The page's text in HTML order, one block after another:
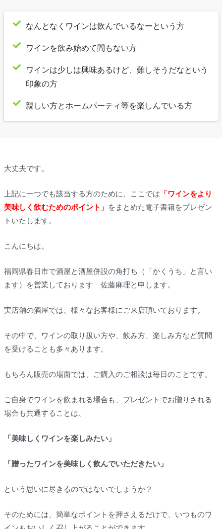
なんとなくワインは飲んでいるなーという方
ワインを飲み始めて間もない方
ワインは少しは興味あるけど、難しそうだなという
印象の方
親しい方とホームパーティ等を楽しんでいる方
大丈夫です。
上記に一つでも該当する方のために、ここでは 「ワインをより
美味しく飲むためのポイント」 をまとめた電子書籍をプレゼン
トいたします。
こんにちは。
福岡県春日市で酒屋と酒屋併設の角打ち（「かくうち」と言い
ます）を営業しております 佐藤麻理と申します。
実店舗の酒屋では、様々なお客様にご来店頂いております。
その中で、ワインの取り扱い方や、飲み方、楽しみ方など質問
を受けることも多々あります。
もちろん販売の場面では、ご購入のご相談は毎日のことです。
ご自身でワインを飲まれる場合も、プレゼントでお贈りされる
場合も共通することは、
「美味しくワインを楽しみたい」
「贈ったワインを美味しく飲んでいただきたい」
という思いに尽きるのではないでしょうか？
そのためには、簡単なポイントを押さえるだけで、いつものワ